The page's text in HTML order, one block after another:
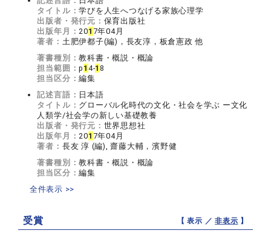
タイトル：学びを人生へつなげる家族心理学
出版者・発行元： 保育出版社
出版年月：201 7年04月
著者： 土肥伊都子(編)，長友淳，板倉憲政 他
著書種別：教科書・概説・概論
担当範囲：p 1 4-18
担当区分：編集
記述言語： 日本語
タイトル： グローバル化時代の文化・社会を学ぶ ー文化
人類学/社会学の新しい基礎教養
出版者・発行元： 世界思想社
出版年月：201 7年04月
著者： 長友 淳 (編), 齋藤大輔，濱野健
著書種別：教科書・概説・概論
担当区分：編集
全件表示 >>
受賞 【 表示 ／非表示 】